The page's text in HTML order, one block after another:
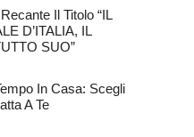
Il Titolo “IL
D’ITALIA, IL
SUO”
In Casa: Scegli
A Te